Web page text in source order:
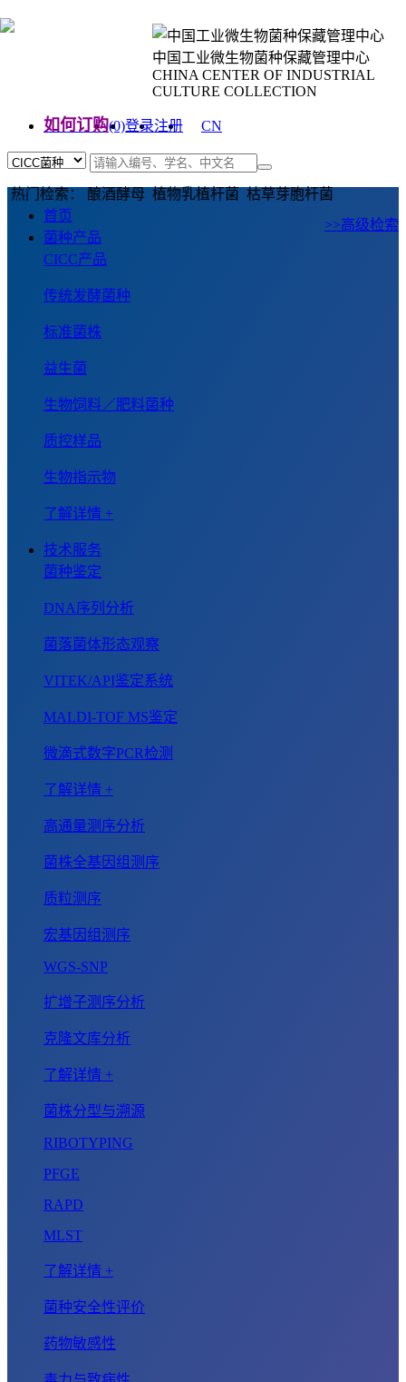
中国工业微生物菌种保藏管理中心
CHINA CENTER OF INDUSTRIAL
CULTURE COLLECTION
如何订购(0)登录注册
CN
热门检索： 酿酒酵母 植物乳植杆菌 枯草芽胞杆菌
>>高级检索
首页
菌种产品
CICC产品
传统发酵菌种
标准菌株
益生菌
生物饲料／肥料菌种
质控样品
生物指示物
了解详情 +
技术服务
菌种鉴定
DNA序列分析
菌落菌体形态观察
VITEK/API鉴定系统
MALDI-TOF MS鉴定
微滴式数字PCR检测
了解详情 +
高通量测序分析
菌株全基因组测序
质粒测序
宏基因组测序
WGS-SNP
扩增子测序分析
克隆文库分析
了解详情 +
菌株分型与溯源
RIBOTYPING
PFGE
RAPD
MLST
了解详情 +
菌种安全性评价
药物敏感性